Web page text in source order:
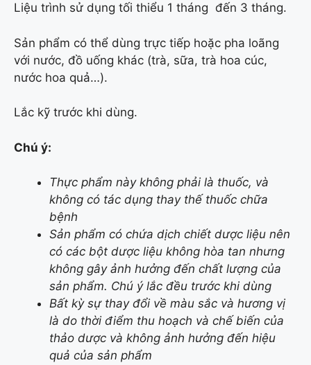
Liệu trình sử dụng tối thiểu 1 tháng đến 3 tháng.
Sản phẩm có thể dùng trực tiếp hoặc pha loãng
với nước, đồ uống khác (trà, sữa, trà hoa cúc,
nước hoa quả…).
Lắc kỹ trước khi dùng.
Chú ý:
Thực phẩm này không phải là thuốc, và
không có tác dụng thay thế thuốc chữa
bệnh
Sản phẩm có chứa dịch chiết dược liệu nên
có các bột dược liệu không hòa tan nhưng
không gây ảnh hưởng đến chất lượng của
sản phẩm. Chú ý lắc đều trước khi dùng
Bất kỳ sự thay đổi về màu sắc và hương vị
là do thời điểm thu hoạch và chế biến của
thảo dược và không ảnh hưởng đến hiệu
quả của sản phẩm